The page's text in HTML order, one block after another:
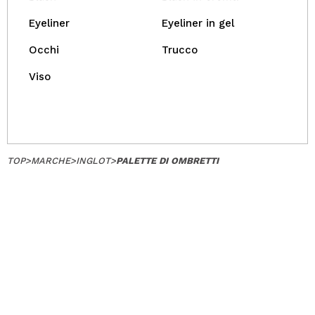
Creando un account su Maquibeauty.it potrai fare i tuoi
acquisti velocemente, controllare lo stato dei tuoi ordini e
consultare le tue operazioni precedenti.
Eyeliner Eyeliner in gel
Occhi Trucco
Viso
TOP>MARCHE>INGLOT>PALETTE DI OMBRETTI